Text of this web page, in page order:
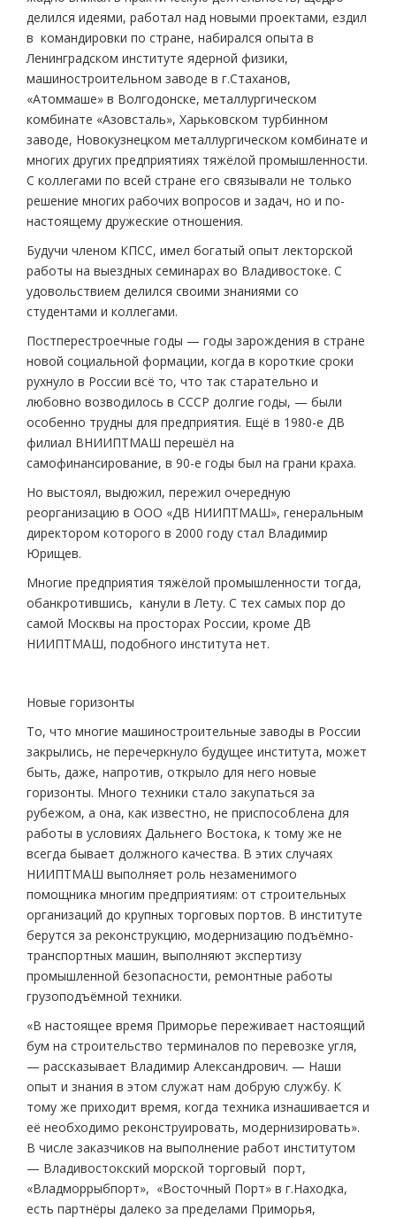
делился идеями, работал над новыми проектами, ездил
в командировки по стране, набирался опыта в
Ленинградском институте ядерной физики,
машиностроительном заводе в г.Стаханов,
«Атоммаше» в Волгодонске, металлургическом
комбинате «Азовсталь», Харьковском турбинном
заводе, Новокузнецком металлургическом комбинате и
многих других предприятиях тяжёлой промышленности.
С коллегами по всей стране его связывали не только
решение многих рабочих вопросов и задач, но и по-
настоящему дружеские отношения.
Будучи членом КПСС, имел богатый опыт лекторской
работы на выездных семинарах во Владивостоке. С
удовольствием делился своими знаниями со
студентами и коллегами.
Постперестроечные годы — годы зарождения в стране
новой социальной формации, когда в короткие сроки
рухнуло в России всё то, что так старательно и
любовно возводилось в СССР долгие годы, — были
особенно трудны для предприятия. Ещё в 1980-е ДВ
филиал ВНИИПТМАШ перешёл на
самофинансирование, в 90-е годы был на грани краха.
Но выстоял, выдюжил, пережил очередную
реорганизацию в ООО «ДВ НИИПТМАШ», генеральным
директором которого в 2000 году стал Владимир
Юрищев.
Многие предприятия тяжёлой промышленности тогда,
обанкротившись, канули в Лету. С тех самых пор до
самой Москвы на просторах России, кроме ДВ
НИИПТМАШ, подобного института нет.
Новые горизонты
То, что многие машиностроительные заводы в России
закрылись, не перечеркнуло будущее института, может
быть, даже, напротив, открыло для него новые
горизонты. Много техники стало закупаться за
рубежом, а она, как известно, не приспособлена для
работы в условиях Дальнего Востока, к тому же не
всегда бывает должного качества. В этих случаях
НИИПТМАШ выполняет роль незаменимого
помощника многим предприятиям: от строительных
организаций до крупных торговых портов. В институте
берутся за реконструкцию, модернизацию подъёмно-
транспортных машин, выполняют экспертизу
промышленной безопасности, ремонтные работы
грузоподъёмной техники.
«В настоящее время Приморье переживает настоящий
бум на строительство терминалов по перевозке угля,
— рассказывает Владимир Александрович. — Наши
опыт и знания в этом служат нам добрую службу. К
тому же приходит время, когда техника изнашивается и
её необходимо реконструировать, модернизировать».
В числе заказчиков на выполнение работ институтом
— Владивостокский морской торговый порт,
«Владморрыбпорт», «Восточный Порт» в г.Находка,
есть партнёры далеко за пределами Приморья,